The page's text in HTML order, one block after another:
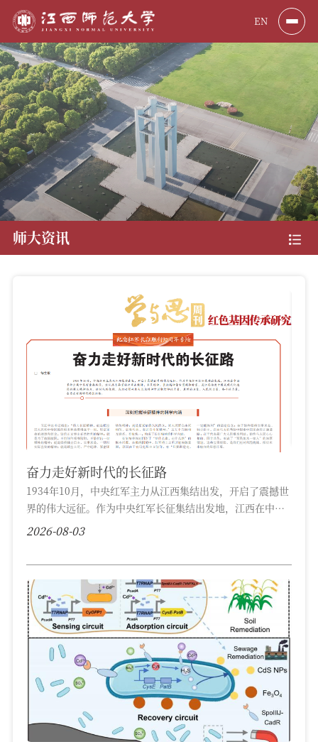
EN
师大资讯
奋力走好新时代的长征路
1934年10月，中央红军主力从江西集结出发，开启了震撼世
界的伟大远征。作为中央红军长征集结出发地，江西在中国
革命全局中具有重要地位。这片热土孕育的井冈山精神、苏
的力量，奋力走好新时代的长征路。 深刻把握长征精神
的科学内涵 习近平总书记指出：“伟...
2026-08-03